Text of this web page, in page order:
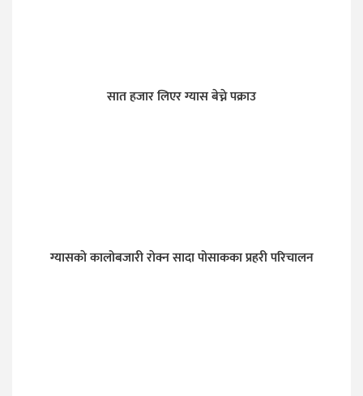
सात हजार लिएर ग्यास बेच्ने पक्राउ
ग्यासकाे कालोबजारी राेक्न सादा पोसाकका प्रहरी परिचालन